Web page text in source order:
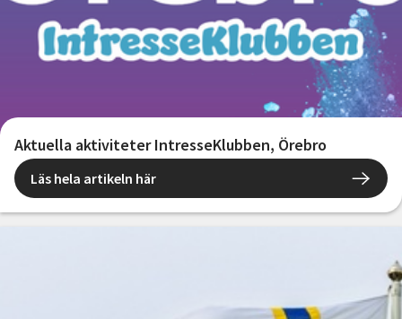
Aktuella aktiviteter IntresseKlubben, Örebro
Läs hela artikeln här